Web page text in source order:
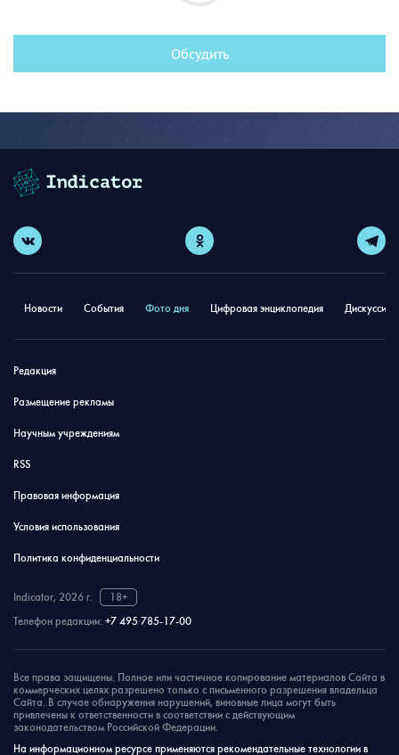
Обсудить
Новости События Фото дня Цифровая энциклопедия
Редакция
Размещение рекламы
Научным учреждениям
RSS
Правовая информация
Условия использования
Политика конфиденциальности
Indicator, 2026 г.
18+
Телефон редакции: +7 495 785-17-00
Все права защищены. Полное или частичное копирование материалов Сайта в
коммерческих целях разрешено только с письменного разрешения владельца
Сайта. В случае обнаружения нарушений, виновные лица могут быть
привлечены к ответственности в соответствии с действующим
законодательством Российской Федерации.
На информационном ресурсе применяются рекомендательные технологии в